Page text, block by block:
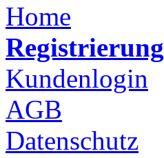
Home
Registrierung
Kundenlogin
AGB
Datenschutz